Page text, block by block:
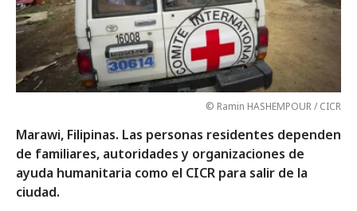
© Ramin HASHEMPOUR / CICR
Marawi, Filipinas. Las personas residentes dependen
de familiares, autoridades y organizaciones de
ayuda humanitaria como el CICR para salir de la
ciudad.